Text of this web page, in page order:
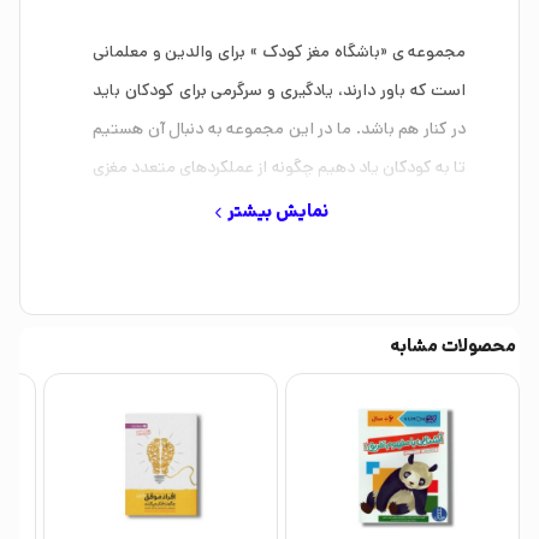
مجموعه ی «باشگاه مغز کودک » برای والدین و معلمانی
است که باور دارند، یادگیری و سرگرمی برای کودکان باید
در کنار هم باشد. ما در این مجموعه به دنبال آن هستیم
تا به کودکان یاد دهیم چگونه از عملکردهای متعدد مغزی
خود )مانند توجه و حافظه( استفاده کرده و تمرینات این
پله کودک را با چالش جدیدی مواجه می سازند. در این
کتاب شخصیت های کارتونی متنوعی )مثل بچه موشی و
در این مسیر تشویق کنند. اگر شما هم مثل ما باور دارید
که سنین کودکی، بهترین زمان برای رشد و ارتقای
عملکردهای مغزی است، پس در این مسیر با ما همراه
نمایش بیشتر
محصولات مشابه